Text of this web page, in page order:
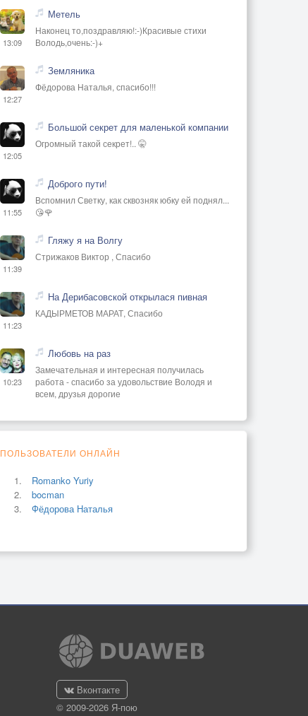
13:09
Метель
Наконец то,поздравляю!:-)Красивые стихи
Володь,очень:-)+
12:27
Земляника
Фёдорова Наталья, спасибо!!!
12:05
Большой секрет для маленькой компании
Огромный такой секрет!.. 🤫
11:55
Доброго пути!
Вспомнил Светку, как сквозняк юбку ей поднял...
😘🌹
11:39
Гляжу я на Волгу
Стрижаков Виктор , Спасибо
11:23
На Дерибасовской открылася пивная
КАДЫРМЕТОВ МАРАТ, Спасибо
10:23
Любовь на раз
Замечательная и интересная получилась
работа - спасибо за удовольствие Володя и
всем, друзья дорогие
ПОЛЬЗОВАТЕЛИ ОНЛАЙН
Romanko Yuriy
bocman
Фёдорова Наталья
Вконтакте
© 2009-2026 Я-пою